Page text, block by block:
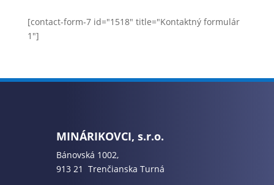
[contact-form-7 id="1518" title="Kontaktný formulár
1"]
MINÁRIKOVCI, s.r.o.
Bánovská 1002,
913 21 Trenčianska Turná